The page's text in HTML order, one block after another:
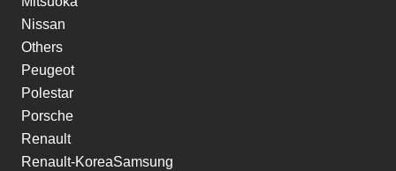
Nissan
Others
Peugeot
Polestar
Porsche
Renault
Renault-KoreaSamsung